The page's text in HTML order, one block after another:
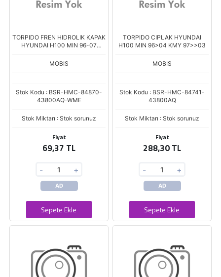
TORPIDO FREN HIDROLIK KAPAK
HYUNDAI H100 MIN 96-07
MOBIS
Stok Kodu : BSR-HMC-84870-
43800AQ-WME
Stok Miktarı : Stok sorunuz
Fiyat
69,37 TL
- +
AD
Sepete Ekle
TORPIDO CIPLAK HYUNDAI
H100 MIN 96>04 KMY 97>>03
MOBIS
Stok Kodu : BSR-HMC-84741-
43800AQ
Stok Miktarı : Stok sorunuz
Fiyat
288,30 TL
- +
AD
Sepete Ekle